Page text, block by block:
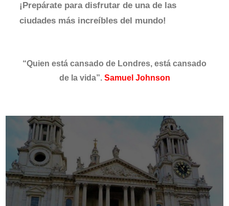
¡Prepárate para disfrutar de una de las
ciudades más increíbles del mundo!
“Quien está cansado de Londres, está cansado
de la vida”. Samuel Johnson